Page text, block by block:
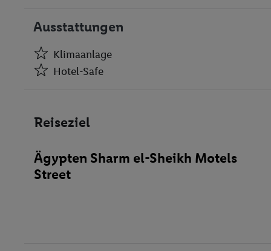
Ausstattungen
Klimaanlage
Hotel-Safe
Hotel-Safe
Empfangshalle
Geschäfte
Bar(s)
Reiseziel
Ägypten Sharm el-Sheikh Motels
Street